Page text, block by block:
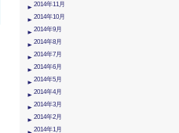
2014年11月
2014年10月
2014年9月
2014年8月
2014年7月
2014年6月
2014年5月
2014年4月
2014年3月
2014年2月
2014年1月